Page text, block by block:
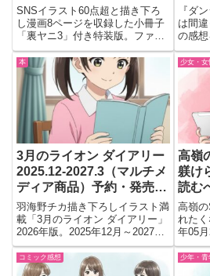
きで尊さと供給が同時に来
る件🚬📘
SNSイラスト60点超と描き下ろ
し漫画8ページを収録した小冊子
「裏ヤニ3」付き特装版。ファン
必携の豪華内容を詳しく紹介。
こ
つ紛
『ダ
は間
の感
ステ
のつな
話形
本
3月のライオン ダイアリー
2025.12-2027.3（マルチメ
ディア商品）予約・発売情
報まとめ
羽海野チカ描き下ろしイラスト満
載「3月のライオン ダイアリー」
2026年版。2025年12月～2027年
3月まで使えるB6サイズの便利な
スケジュール帳で、ファン必携の
ロングセラー手帳。
少女・女
高嶺
躾け
読む
BL好
高嶺
れた
年05
い、
ップ強
コミック感想 少年・青